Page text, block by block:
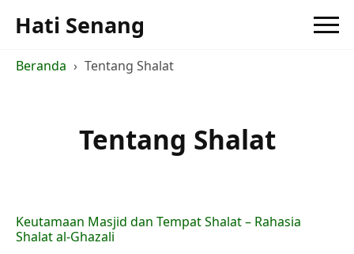
Hati Senang
Beranda Tentang Shalat
Tentang Shalat
Keutamaan Masjid dan Tempat Shalat – Rahasia
Shalat al-Ghazali